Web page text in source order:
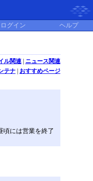
ログイン ヘルプ
ル関連| ニュース関連
テナ| おすすめページ
頃には営業を終了